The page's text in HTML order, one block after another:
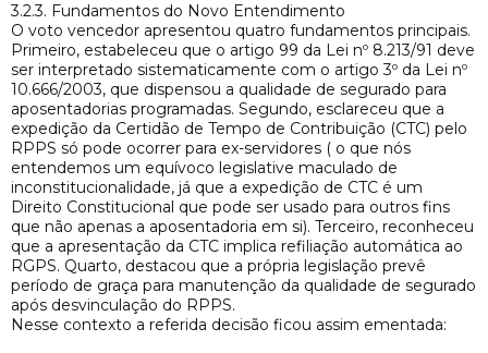
3.2.3. Fundamentos do Novo Entendimento
O voto vencedor apresentou quatro fundamentos principais.
Primeiro, estabeleceu que o artigo 99 da Lei nº 8.213/91 deve
ser interpretado sistematicamente com o artigo 3º da Lei nº
10.666/2003, que dispensou a qualidade de segurado para
aposentadorias programadas. Segundo, esclareceu que a
expedição da Certidão de Tempo de Contribuição (CTC) pelo
RPPS só pode ocorrer para ex-servidores ( o que nós
entendemos um equívoco legislative maculado de
inconstitucionalidade, já que a expedição de CTC é um
Direito Constitucional que pode ser usado para outros fins
que não apenas a aposentadoria em si). Terceiro, reconheceu
que a apresentação da CTC implica refiliação automática ao
RGPS. Quarto, destacou que a própria legislação prevê
período de graça para manutenção da qualidade de segurado
após desvinculação do RPPS.
Nesse contexto a referida decisão ficou assim ementada: